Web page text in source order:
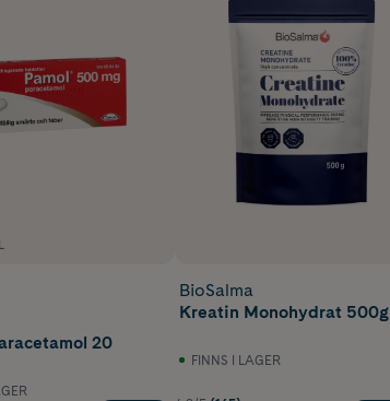
20
BioSalma
Kreatin Monohydrat 500g
FINNS I LAGER